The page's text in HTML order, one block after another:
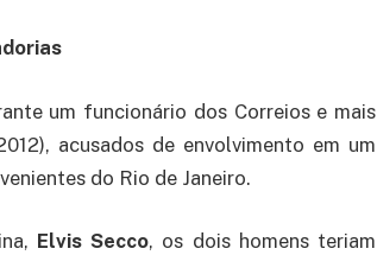
um funcionário dos Correios e mais
acusados de envolvimento em um
do Rio de Janeiro.
Elvis Secco, os dois homens teriam